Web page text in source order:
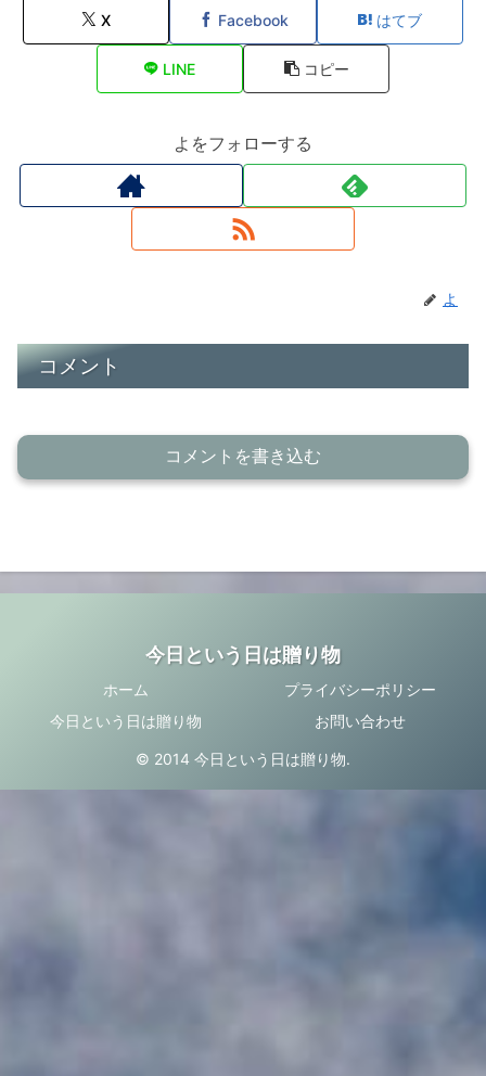
o
n
X Facebook はてブ
LINE コピー
よをフォローする
よ
コメント
コメントを書き込む
今日という日は贈り物
ホーム
プライバシーポリシー
今日という日は贈り物
お問い合わせ
© 2014 今日という日は贈り物.